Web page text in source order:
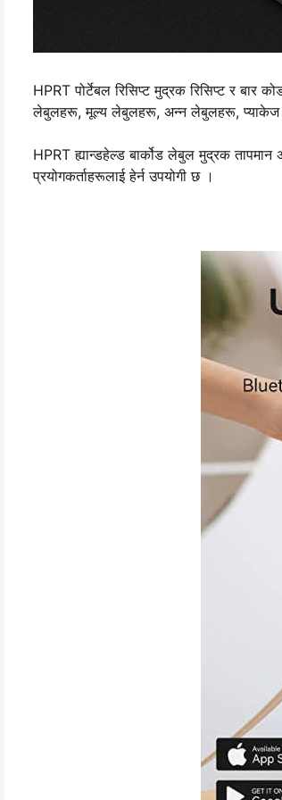
HPRT पोर्टेबल रिसिप्ट मुद्रक रिसिप्ट र बार
लेबुलहरू, मूल्य लेबुलहरू, अन्न लेबुलहरू, प्याकेज
HPRT ह्यान्डहेल्ड बार्कोड लेबुल मुद्रक
प्रयोगकर्ताहरूलाई हेर्न उपयोगी छ ।